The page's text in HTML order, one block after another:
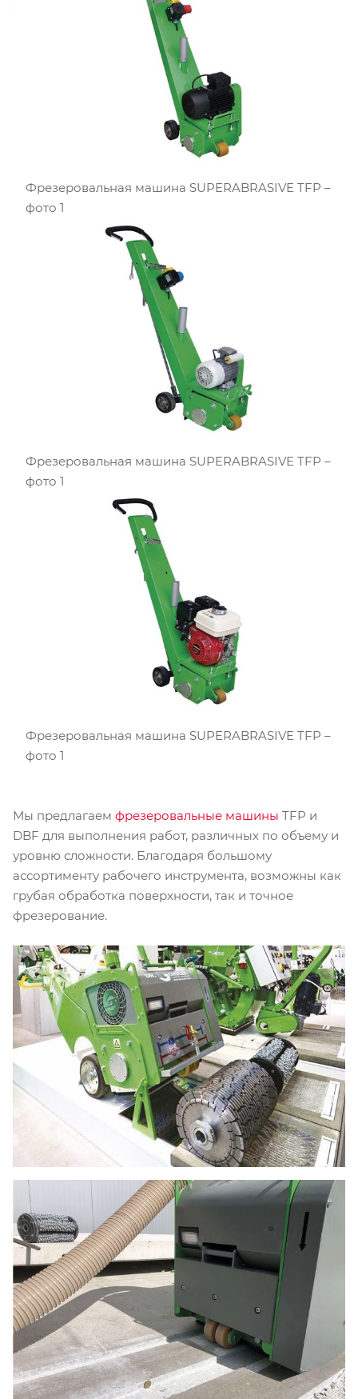
Фрезеровальная машина SUPERABRASIVE TFP –
фото 1
Фрезеровальная машина SUPERABRASIVE TFP –
фото 1
Фрезеровальная машина SUPERABRASIVE TFP –
фото 1
Мы предлагаем фрезеровальные машины TFP и
DBF для выполнения работ, различных по объему и
уровню сложности. Благодаря большому
ассортименту рабочего инструмента, возможны как
грубая обработка поверхности, так и точное
фрезерование.